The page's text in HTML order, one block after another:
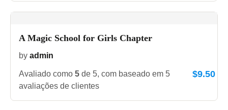
A Magic School for Girls Chapter
by admin
Avaliado como 5 de 5, com baseado em 5
avaliações de clientes
$9.50